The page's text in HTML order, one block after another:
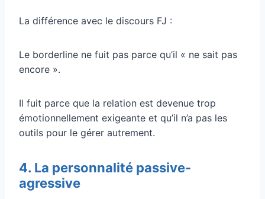
La différence avec le discours FJ :
Le borderline ne fuit pas parce qu’il « ne sait pas
encore ».
Il fuit parce que la relation est devenue trop
émotionnellement exigeante et qu’il n’a pas les
outils pour le gérer autrement.
4. La personnalité passive-
agressive